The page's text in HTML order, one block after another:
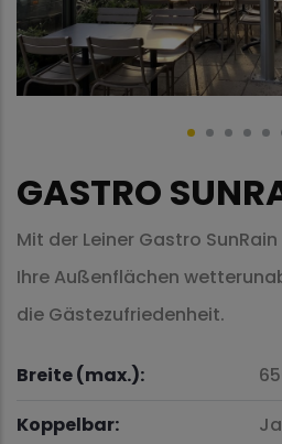
GASTRO
Mit der Leiner Gastro
Ihre Außenflächen
die Gästezufriedenheit.
Breite (max.):
Koppelbar:
Ja